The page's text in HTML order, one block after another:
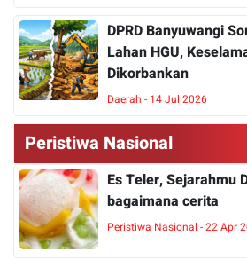
DPRD Banyuwangi
Lahan HGU,
Dikorbankan
Daerah - 14 Jul 2026
Peristiwa Nasional
Es Teler, Sejarahmu
bagaimana cerita
Peristiwa Nasional - 22 Apr